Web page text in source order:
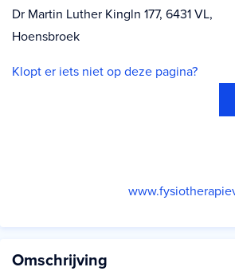
Dr Martin Luther Kingln 177, 6431 VL,
Hoensbroek
Klopt er iets niet op deze pagina?
Omschrijving